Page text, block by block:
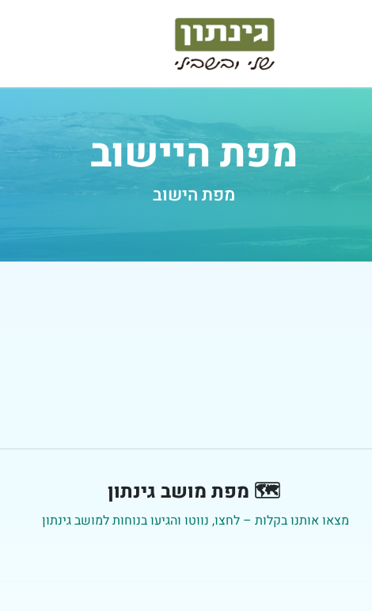
מפת היישוב
מפת הישוב
🗺️ מפת מושב גינתון
מצאו אותנו בקלות – לחצו, נווטו והגיעו בנוחות למושב גינתון